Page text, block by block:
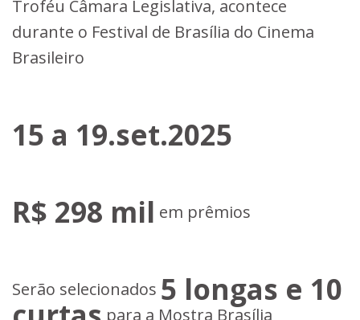
Troféu Câmara Legislativa, acontece
durante o Festival de Brasília do Cinema
Brasileiro
15 a 19.set.2025
R$ 298 mil em prêmios
Serão selecionados 5 longas e 10
para a Mostra Brasília